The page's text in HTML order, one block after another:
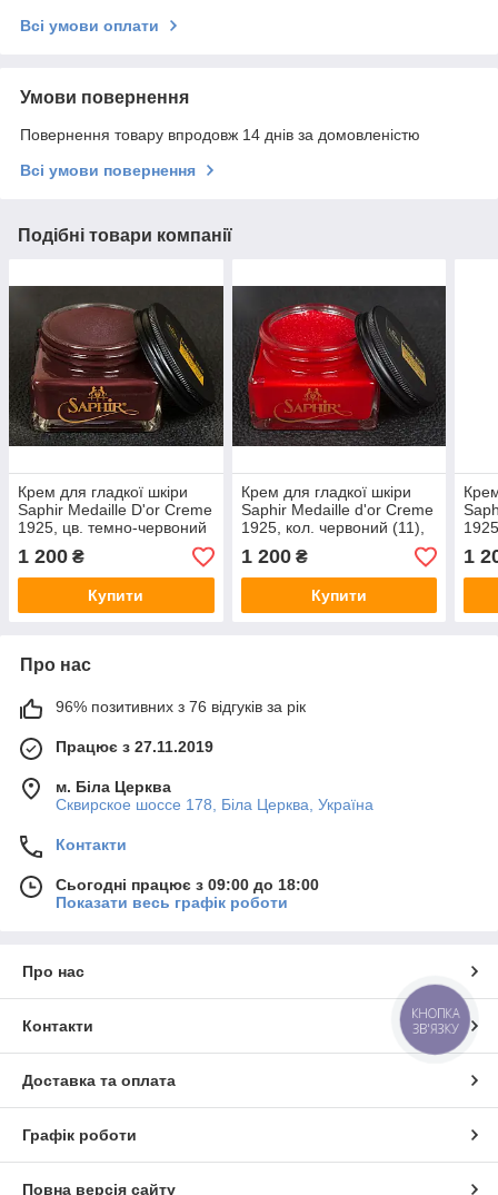
Всі умови оплати
Умови повернення
Повернення товару впродовж 14 днів за домовленістю
Всі умови повернення
Подібні товари компанії
Крем для гладкої шкіри
Saphir Medaille D'or Creme
1925, цв. темно-червоний
(12), 75 мл
1 200 ₴
Купити
Крем для гладкої шкіри
Saphir Medaille d'or Creme
1925, кол. червоний (11),
75 мл
1 200₴
Купити
1
Про нас
96% позитивних з 76 відгуків за рік
Працює з 27.11.2019
м. Біла Церква
Сквирское шоссе 178, Біла Церква, Україна
Контакти
Сьогодні працює з 09:00 до 18:00
Показати весь графік роботи
Про нас
Контакти
Доставка та оплата
Графік роботи
Повна версія сайту
КНОПКА
ЗВ'ЯЗКУ